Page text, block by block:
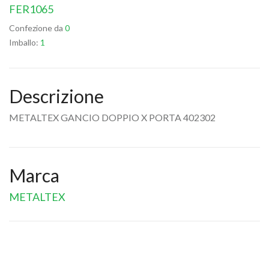
FER1065
Confezione da 0
Imballo: 1
Descrizione
METALTEX GANCIO DOPPIO X PORTA 402302
Marca
METALTEX